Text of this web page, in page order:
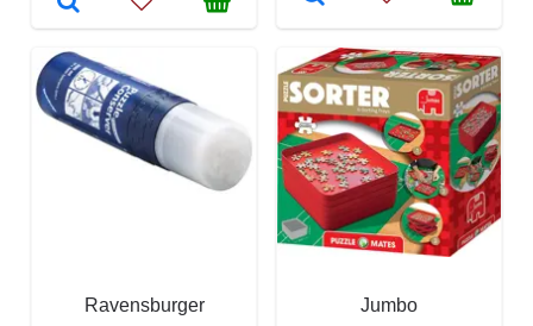
Ravensburger Jumbo